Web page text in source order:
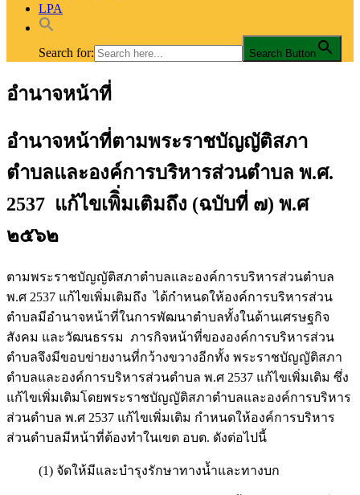
LPA
Search for: Search Button
อบต.ท่าสัก อ.พิชัย จ.อุตรดิตถ์
อำนาจหน้าที่
อำนาจหน้าที่ตามพระราชบัญญัติสภา
ตำบลและองค์การบริหารส่วนตำบล พ.ศ.
2537 แก้ไขเพิิ่มเติมถึง (ฉบับที่ ๗) พ.ศ
๒๕๖๒
ตามพระราชบัญญัติสภาตำบลและองค์การบริหารส่วนตำบล
พ.ศ 2537 แก้ไขเพิ่มเติมถึง ได้กำหนดให้องค์การบริหารส่วน
ตำบลมีอำนาจหน้าที่ในการพัฒนาตำบลทั้งในด้านเศรษฐกิจ
สังคม และวัฒนธรรม ภารกิจหน้าที่ขององค์การบริหารส่วน
ตำบลจึงมีขอบข่ายงานที่กว้างขวางอีกทั้ง พระราชบัญญัติสภา
ตำบลและองค์การบริหารส่วนตำบล พ.ศ 2537 แก้ไขเพิ่มเติม ซึ่ง
แก้ไขเพิ่มเติมโดยพระราชบัญญัติสภาตำบลและองค์การบริหาร
ส่วนตำบล พ.ศ 2537 แก้ไขเพิ่มเติม กำหนดให้องค์การบริหาร
ส่วนตำบลมีหน้าที่ต้องทำในเขต อบต. ดังต่อไปนี้
(1) จัดให้มีและบำรุงรักษาทางน้ำและทางบก